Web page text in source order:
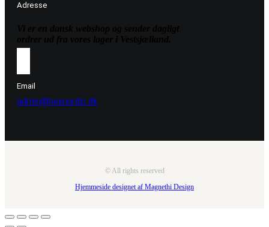
Adresse
Email
admin@hexnordic.dk
© All rights reserved
Hjemmeside designet af Magnethi Design